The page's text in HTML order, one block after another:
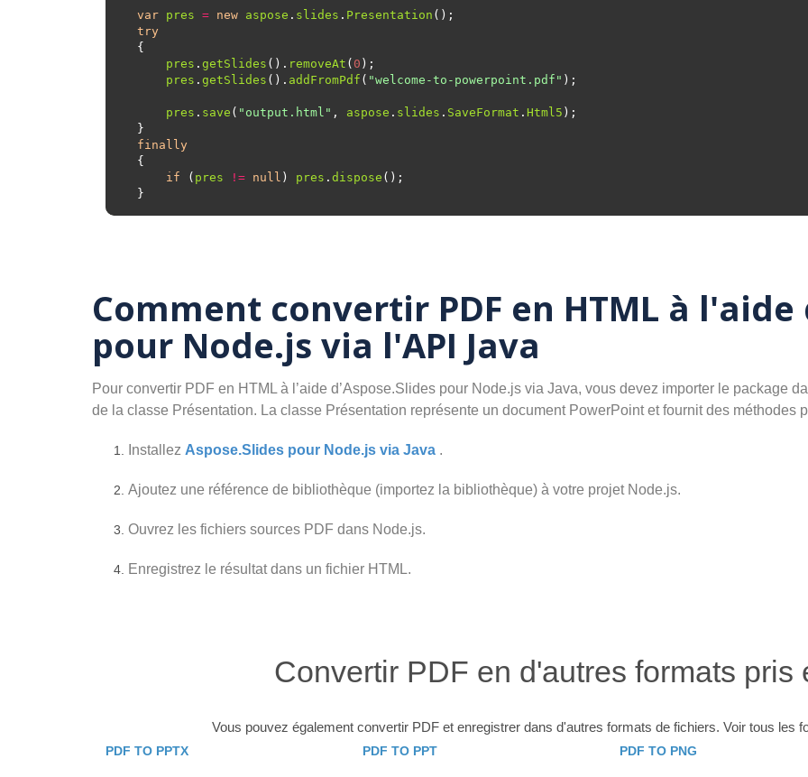
var pres = new aspose . slides . Presentation
try
pres . getSlides (). removeAt ( 0
pres . getSlides (). addFromPdf ( "welcome-to-powerpoint.pdf"
pres . save ( "output.html" , aspose . slides . SaveFormat . Html5
finally
if ( pres != null ) pres . dispose
Comment convertir PDF en HTML à l'aide
pour Node.js via l'API Java
Pour convertir PDF en HTML à l’aide d’Aspose.Slides pour Node.js via Java, vous devez importer le package
de la classe Présentation. La classe Présentation représente un document PowerPoint et fournit des méthodes
Installez Aspose.Slides pour Node.js via Java .
Ajoutez une référence de bibliothèque (importez la bibliothèque) à votre projet Node.js.
Ouvrez les fichiers sources PDF dans Node.js.
Enregistrez le résultat dans un fichier HTML.
Convertir PDF en d'autres formats pris
Vous pouvez également convertir PDF et enregistrer dans d'autres formats de fichiers. Voir tous les
PDF TO PPTX PDF TO PPT PDF TO PNG